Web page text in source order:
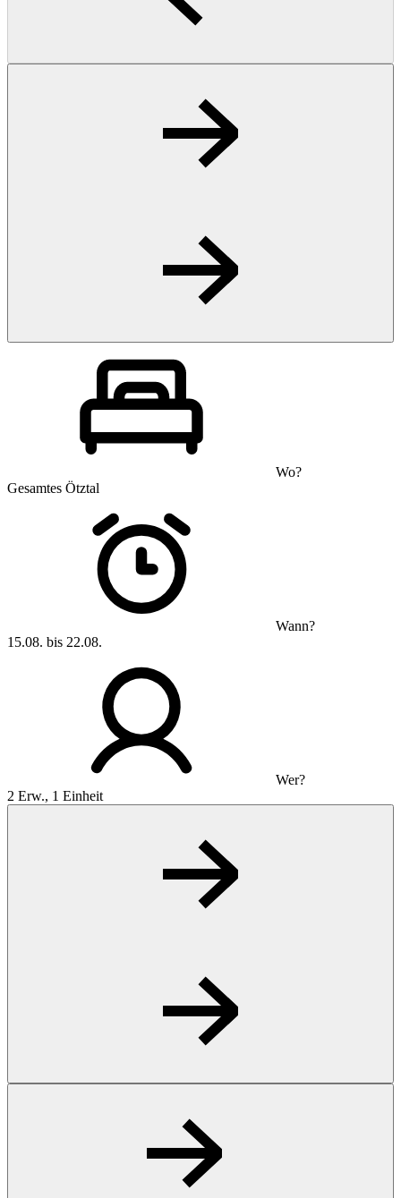
Wo?
Gesamtes Ötztal
Wann?
15.08. bis 22.08.
Wer?
2 Erw., 1 Einheit